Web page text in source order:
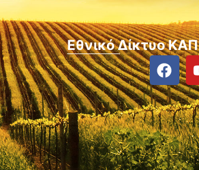
Εθνικό Δίκτυο ΚΑΠ